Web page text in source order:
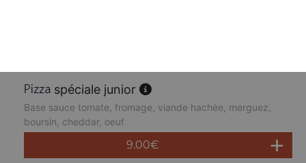
spéciale junior
Base sauce tomate, fromage, viande hachée, merguez,
boursin, cheddar, oeuf
9.00€